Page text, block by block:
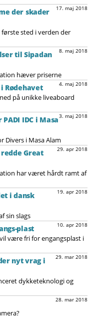
17. maj 2018
der skader
sted i verden der
8. maj 2018
til Sipadan
hæver priserne
4. maj 2018
Rødehavet
på unikke liveaboard
3. maj 2018
IDC i Masa
Divers i Masa Alam
29. apr 2018
Great
har været hårdt ramt af
19. apr 2018
i dansk
sin slags
10. apr 2018
plast
være fri for engangsplast i
29. mar 2018
nyt vrag i
dykketeknologi og
28. mar 2018